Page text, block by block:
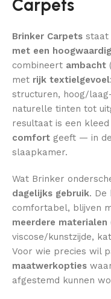
Carpets
Brinker Carpets staat
met een
combineert ambacht
met rijk textielgevoel
structuren, hoog/
naturelle tinten tot
resultaat is een
comfort geeft — in
slaapkamer.
Wat Brinker
dagelijks gebruik. De
comfortabel, blijven
meerdere materialen
viscose/kunstzijde,
Voor wie precies wil
maatwerkopties
afgestemd kunnen